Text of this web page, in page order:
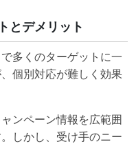
とデメリット
多くのターゲットに一
個別対応が難しく効果
ンペーン情報を広範囲
しかし、受け手のニー